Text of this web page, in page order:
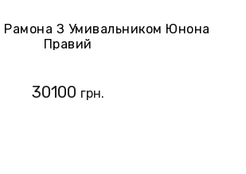
Рамона З Умивальником Юнона
Правий
30100 грн.